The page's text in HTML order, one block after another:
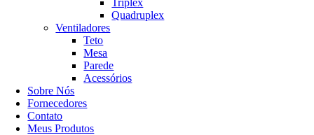
Triplex
Quadruplex
Ventiladores
Teto
Mesa
Parede
Acessórios
Sobre Nós
Fornecedores
Contato
Meus Produtos